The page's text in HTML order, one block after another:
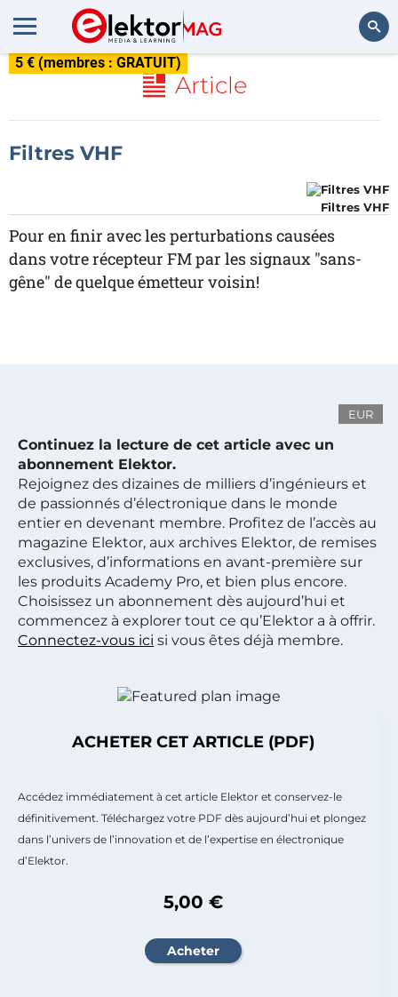
5 € (membres : GRATUIT)
Article
Filtres VHF
Filtres VHF
Pour en finir avec les perturbations causées
dans votre récepteur FM par les signaux "sans-
gêne" de quelque émetteur voisin!
EUR
Continuez la lecture de cet article avec un
abonnement Elektor.
Rejoignez des dizaines de milliers d’ingénieurs et
de passionnés d’électronique dans le monde
entier en devenant membre. Profitez de l’accès au
magazine Elektor, aux archives Elektor, de remises
exclusives, d’informations en avant-première sur
les produits Academy Pro, et bien plus encore.
Choisissez un abonnement dès aujourd’hui et
commencez à explorer tout ce qu’Elektor a à offrir.
Connectez-vous ici si vous êtes déjà membre.
ACHETER CET ARTICLE (PDF)
Accédez immédiatement à cet article Elektor et conservez-le
définitivement. Téléchargez votre PDF dès aujourd’hui et plongez
dans l’univers de l’innovation et de l’expertise en électronique
d’Elektor.
5,00 €